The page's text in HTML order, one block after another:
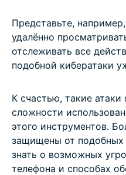
Представьте,
удалённо
отслеживать все
подобной кибератаки
К счастью, такие
сложности
этого инструментов.
защищены от подобных
знать о возможных
телефона и способах